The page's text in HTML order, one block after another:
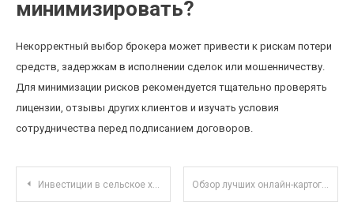
минимизировать?
Некорректный выбор брокера может привести к рискам потери
средств, задержкам в исполнении сделок или мошенничеству.
Для минимизации рисков рекомендуется тщательно проверять
лицензии, отзывы других клиентов и изучать условия
сотрудничества перед подписанием договоров.
Навигация по записям
Инвестиции в сельское хозяйство: современные технологии и реальный опыт фермеров Обзор лучших онлайн-картографических сервисов для создания персонализированных карт